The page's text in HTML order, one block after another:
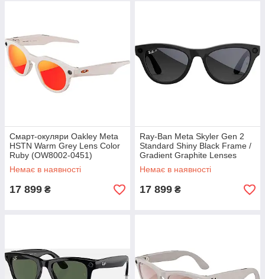
Смарт-окуляри Oakley Meta
HSTN Warm Grey Lens Color
Ruby (OW8002-0451)
Немає в наявності
17 899 ₴
Ray-Ban Meta Skyler Gen 2
Standard Shiny Black Frame /
Gradient Graphite Lenses
(RW4014 601/T3 52-20)
Немає в наявності
17 899 ₴